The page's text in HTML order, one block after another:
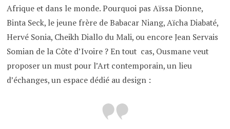
Afrique et dans le monde. Pourquoi pas Aïssa Dionne,
Binta Seck, le jeune frère de Babacar Niang, Aïcha Diabaté,
Hervé Sonia, Cheikh Diallo du Mali, ou encore Jean Servais
Somian de la Côte d’Ivoire ? En tout cas, Ousmane veut
proposer un must pour l’Art contemporain, un lieu
d’échanges, un espace dédié au design :